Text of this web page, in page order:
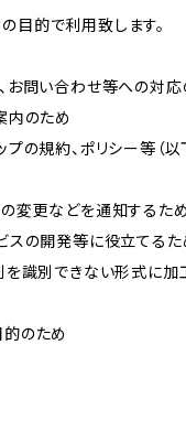
目的で利用致します。
お問い合わせ等への対応
内のため
の規約、ポリシー等（以
の変更などを通知するため
スの開発等に役立てるた
を識別できない形式に
的のため